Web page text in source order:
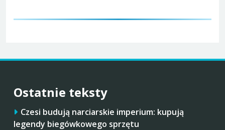
Ostatnie teksty
Czesi budują narciarskie imperium: kupują
legendy biegówkowego sprzętu